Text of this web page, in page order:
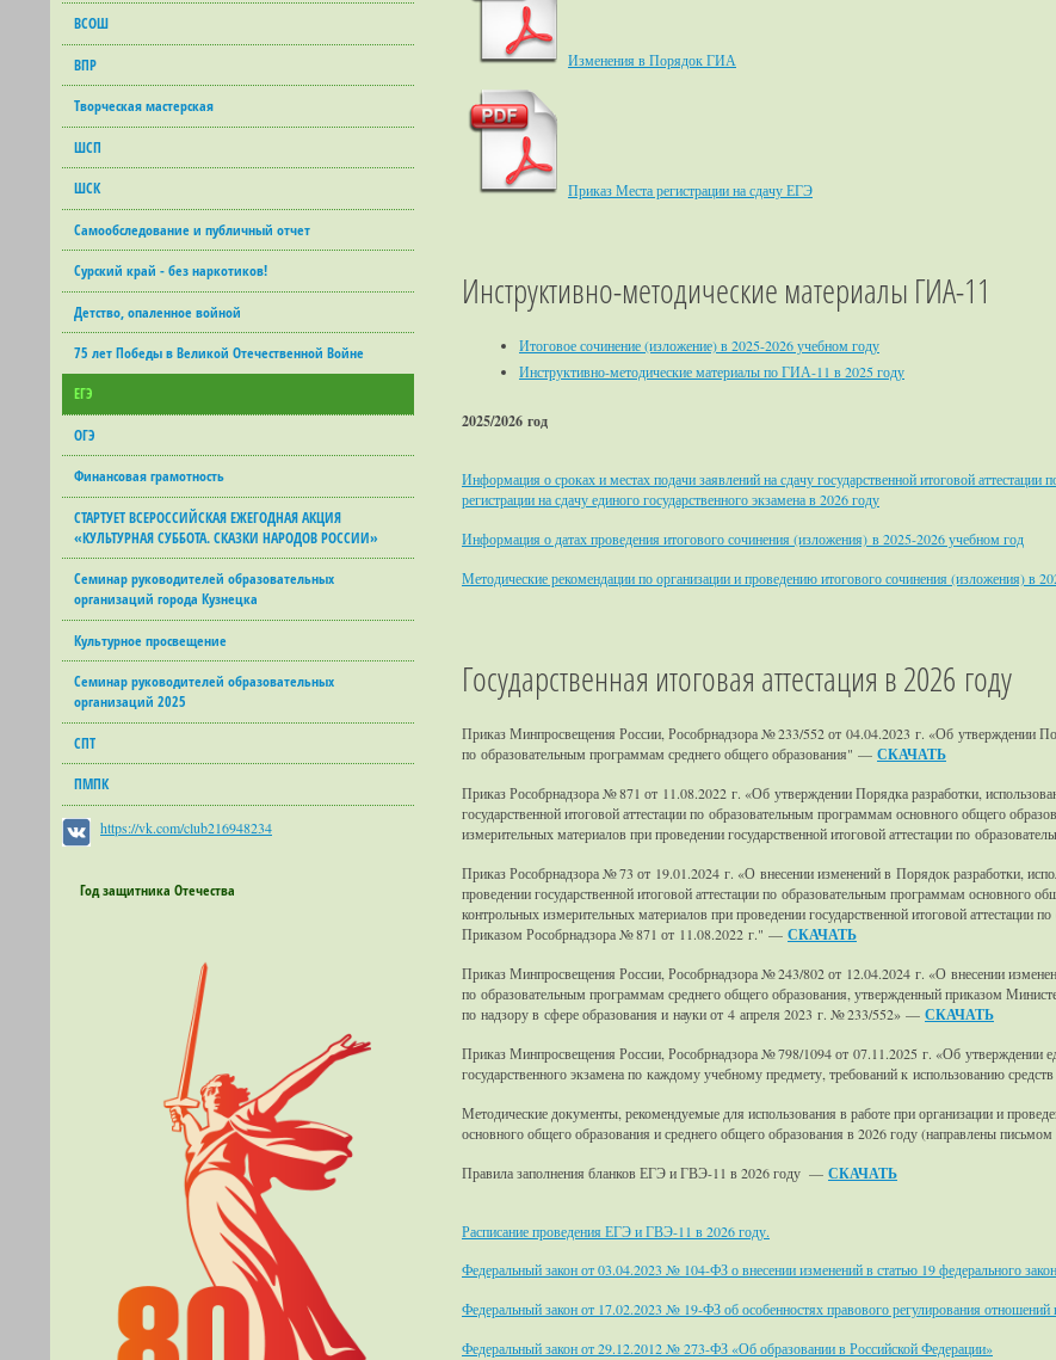
ВСОШ
ВПР
Творческая мастерская
ШСП
ШСК
Самообследование и публичный отчет
Сурский край - без наркотиков!
Детство, опаленное войной
75 лет Победы в Великой Отечественной Войне
ЕГЭ
ОГЭ
Финансовая грамотность
СТАРТУЕТ ВСЕРОССИЙСКАЯ ЕЖЕГОДНАЯ АКЦИЯ
«КУЛЬТУРНАЯ СУББОТА. СКАЗКИ НАРОДОВ РОССИИ»
Семинар руководителей образовательных
организаций города Кузнецка
Культурное просвещение
Семинар руководителей образовательных
организаций 2025
СПТ
ПМПК
https://vk.com/club216948234
Год защитника Отечества
Изменения в Порядок ГИА
Приказ Места регистрации на сдачу ЕГЭ
Инструктивно-методические материалы ГИА-11
Итоговое сочинение (изложение) в 2025-2026 учебном году
Инструктивно-методические материалы по ГИА-11 в 2025 году
2025/2026 год
Информация о сроках и местах подачи заявлений на сдачу государственной итоговой
регистрации на сдачу единого государственного экзамена в 2026 году
Информация о датах проведения итогового сочинения (изложения) в 2025-2026 учебном год
Методические рекомендации по организации и проведению итогового сочинения (изложения) в
Государственная итоговая аттестация в 2026 году
Приказ Минпросвещения России, Рособрнадзора № 233/552 от 04.04.2023 г. «Об утверждении
по образовательным программам среднего общего образования" — СКАЧАТЬ
Приказ Рособрнадзора № 871 от 11.08.2022 г. «Об утверждении Порядка разработки,
государственной итоговой аттестации по образовательным программам основного общего
измерительных материалов при проведении государственной итоговой аттестации по
Приказ Рособрнадзора № 73 от 19.01.2024 г. «О внесении изменений в Порядок разработки,
проведении государственной итоговой аттестации по образовательным программам основного
контрольных измерительных материалов при проведении государственной итоговой
Приказом Рособрнадзора № 871 от 11.08.2022 г." — СКАЧАТЬ
Приказ Минпросвещения России, Рособрнадзора № 243/802 от 12.04.2024 г. «О внесении
по образовательным программам среднего общего образования, утвержденный приказом
по надзору в сфере образования и науки от 4 апреля 2023 г. № 233/552» — СКАЧАТЬ
Приказ Минпросвещения России, Рособрнадзора № 798/1094 от 07.11.2025 г. «Об утверждении
государственного экзамена по каждому учебному предмету, требований к использованию
Методические документы, рекомендуемые для использования в работе при организации и
основного общего образования и среднего общего образования в 2026 году (направлены
Правила заполнения бланков ЕГЭ и ГВЭ-11 в 2026 году — СКАЧАТЬ
Расписание проведения ЕГЭ и ГВЭ-11 в 2026 году.
Федеральный закон от 03.04.2023 № 104-ФЗ о внесении изменений в статью 19 федерального
Федеральный закон от 17.02.2023 № 19-ФЗ об особенностях правового регулирования
Федеральный закон от 29.12.2012 № 273-ФЗ «Об образовании в Российской Федерации»